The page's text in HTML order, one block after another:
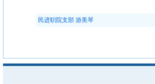
民进职院支部 游美琴